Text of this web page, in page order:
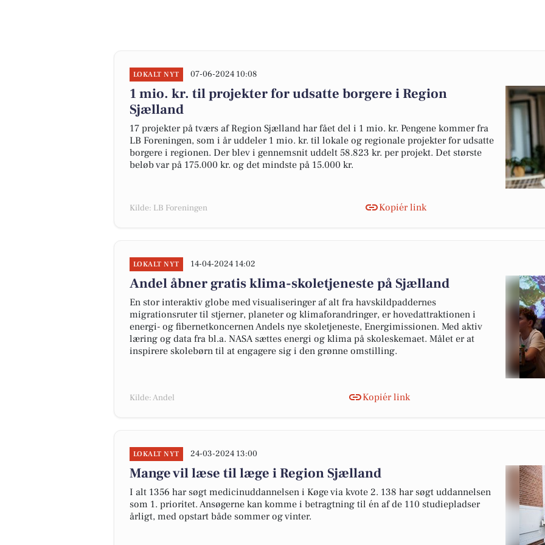
LOKALT NYT 07-06-2024 10:08
1 mio. kr. til projekter for udsatte borgere i Region
Sjælland
17 projekter på tværs af Region Sjælland har fået del i 1 mio. kr. Pengene kommer fra
LB Foreningen, som i år uddeler 1 mio. kr. til lokale og regionale projekter for udsatte
borgere i regionen. Der blev i gennemsnit uddelt 58.823 kr. per projekt. Det største
beløb var på 175.000 kr. og det mindste på 15.000 kr.
Kilde: LB Foreningen Kopiér link
LOKALT NYT 14-04-2024 14:02
Andel åbner gratis klima-skoletjeneste på Sjælland
En stor interaktiv globe med visualiseringer af alt fra havskildpaddernes
migrationsruter til stjerner, planeter og klimaforandringer, er hovedattraktionen i
energi- og fibernetkoncernen Andels nye skoletjeneste, Energimissionen. Med aktiv
læring og data fra bl.a. NASA sættes energi og klima på skoleskemaet. Målet er at
inspirere skolebørn til at engagere sig i den grønne omstilling.
Kilde: Andel Kopiér link
LOKALT NYT 24-03-2024 13:00
Mange vil læse til læge i Region Sjælland
I alt 1356 har søgt medicinuddannelsen i Køge via kvote 2. 138 har søgt uddannelsen
som 1. prioritet. Ansøgerne kan komme i betragtning til én af de 110 studiepladser
årligt, med opstart både sommer og vinter.